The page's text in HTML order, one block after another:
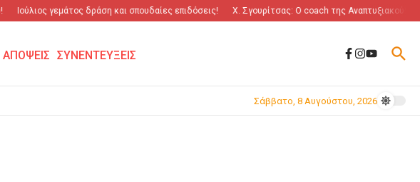
Ιούλιος γεμάτος δράση και σπουδαίες επιδόσεις! Χ. Σγουρίτσας: O coach της Αναπτυξιακού!
ΑΠΟΨΕΙΣ ΣΥΝΕΝΤΕΥΞΕΙΣ
Σάββατο, 8 Αυγούστου, 2026